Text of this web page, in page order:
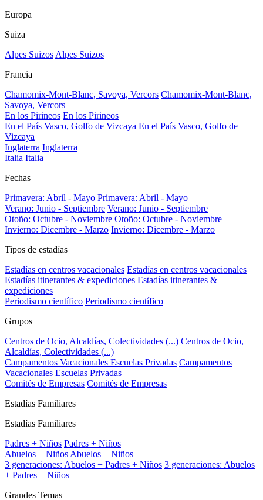
Europa
Suiza
Alpes Suizos Alpes Suizos
Francia
Chamomix-Mont-Blanc, Savoya, Vercors Chamomix-Mont-Blanc,
Savoya, Vercors
En los Pirineos En los Pirineos
En el País Vasco, Golfo de Vizcaya En el País Vasco, Golfo de
Vizcaya
Inglaterra Inglaterra
Italia Italia
Fechas
Primavera: Abril - Mayo Primavera: Abril - Mayo
Verano: Junio - Septiembre Verano: Junio - Septiembre
Otoño: Octubre - Noviembre Otoño: Octubre - Noviembre
Invierno: Dicembre - Marzo Invierno: Dicembre - Marzo
Tipos de estadías
Estadías en centros vacacionales Estadías en centros vacacionales
Estadías itinerantes & expediciones Estadías itinerantes &
expediciones
Periodismo científico Periodismo científico
Grupos
Centros de Ocio, Alcaldías, Colectividades (...) Centros de Ocio,
Alcaldías, Colectividades (...)
Campamentos Vacacionales Escuelas Privadas Campamentos
Vacacionales Escuelas Privadas
Comités de Empresas Comités de Empresas
Estadías Familiares
Estadías Familiares
Padres + Niños Padres + Niños
Abuelos + Niños Abuelos + Niños
3 generaciones: Abuelos + Padres + Niños 3 generaciones: Abuelos
+ Padres + Niños
Grandes Temas